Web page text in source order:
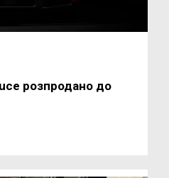
розпродано до